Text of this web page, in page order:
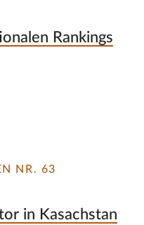
Rankings
NR. 63
in Kasachstan